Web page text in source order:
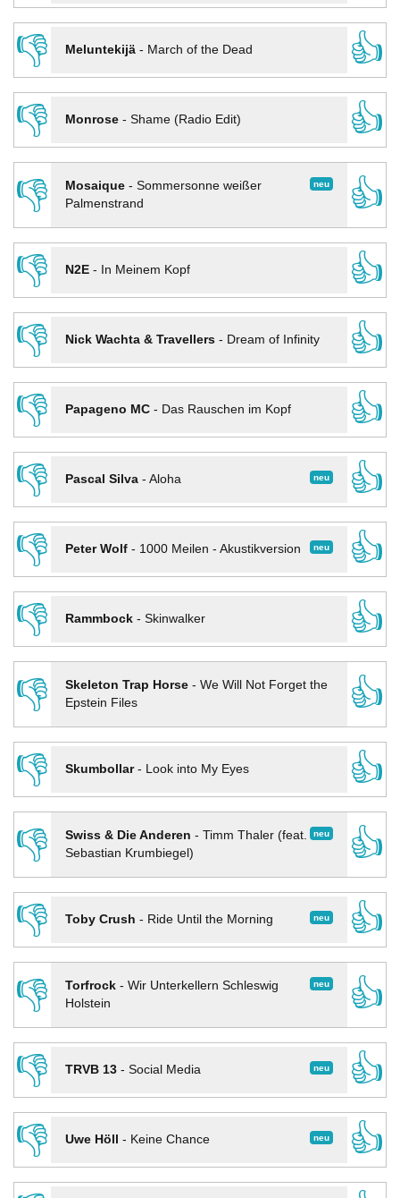
👎
Meluntekijä- March of the Dead
👍
👎
Monrose- Shame (Radio Edit)
👍
👎
neu
Mosaique- Sommersonne weißer
Palmenstrand
👍
👎
N2E- In Meinem Kopf
👍
👎
Nick Wachta & Travellers- Dream of Infinity
👍
👎
Papageno MC- Das Rauschen im Kopf
👍
👎
neu
Pascal Silva- Aloha
👍
👎
neu
Peter Wolf- 1000 Meilen - Akustikversion
👍
👎
Rammbock- Skinwalker
👍
👎
Skeleton Trap Horse- We Will Not Forget the
Epstein Files
👍
👎
Skumbollar- Look into My Eyes
👍
👎
neu
Swiss & Die Anderen - Timm Thaler (feat.
Sebastian Krumbiegel)
👍
👎
neu
Toby Crush - Ride Until the Morning
👍
👎
neu
Torfrock- Wir Unterkellern Schleswig
Holstein
👍
👎
neu
TRVB 13- Social Media
👍
👎
neu
Uwe Höll - Keine Chance
👍